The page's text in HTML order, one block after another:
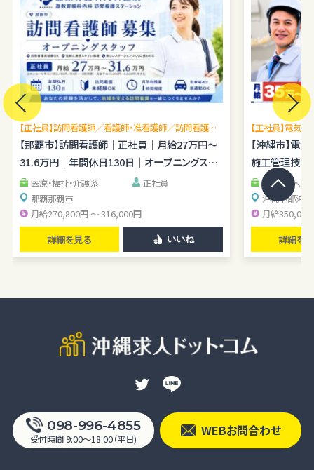
【正社員】訪問看護師／看護師・准看護師／訪問看護未
経験OK／月平均残業1時間程度／駐車場あり
【那覇市】訪問看護師｜正社員｜月給27万円～
31.6万円｜年間休日130日｜オープニングスタ
ッフ医療・福祉・介護系
正社員
那覇那覇市
月給270,800円 ～ 316,000円
詳細を見る いいね
【正社員】電気
理経験を広げら
【沖縄市】電
施工管理技
建築・土木・
沖縄中部沖
月給
詳細を
098-996-4855
受付時間 9:00〜18:00（平日)
WEBお問合わせ